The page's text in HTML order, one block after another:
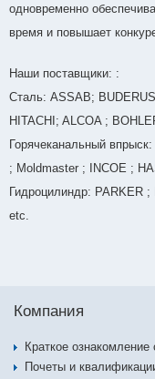
одновременно
время и повышает
Наши поставщики: :
Сталь: ASSAB;
HITACHI; ALCOA ;
Горячеканальный
; Moldmaster ; INCOE ;
Гидроцилиндр: PARKER
etc.
Компания
Краткое
Почеты и